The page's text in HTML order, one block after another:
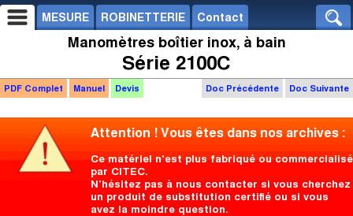
MESURE ROBINETTERIE Contact
Manomètres boîtier inox, à bain
Série 2100C
Doc Précédente Doc Suivante
PDF Complet Manuel Devis
Attention ! Vous êtes dans nos archives :
Ce matériel n'est plus fabriqué ou commercialisé
par CITEC.
N’hésitez pas à nous contacter si vous cherchez
un produit de substitution certifié ou si vous
avez la moindre question.